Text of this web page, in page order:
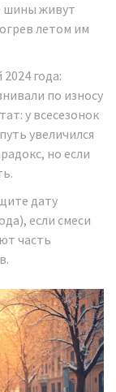
шины живут
летом им
года:
по износу
у всесезонок
увеличился
но если
дату
если смеси
часть